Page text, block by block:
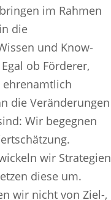
im Rahmen
die
und Know-
ob Förderer,
ehrenamtlich
die Veränderungen
Wir begegnen
wir Strategien
diese um.
wir nicht von Ziel-,